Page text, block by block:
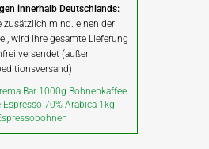
innerhalb Deutschlands:
zusätzlich mind. einen der
wird Ihre gesamte Lieferung
versendet (außer
Bar 1000g Bohnenkaffee
Espresso 70% Arabica 1kg